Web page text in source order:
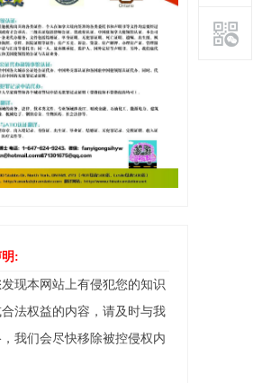
:
现本网站上有侵犯您的知识
法权益的内容，请及时与我
我们会尽快移除被控侵权内